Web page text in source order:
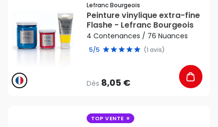
Lefranc Bourgeois
Peinture vinylique extra-fine
Flashe - Lefranc Bourgeois
4 Contenances / 76 Nuances
5/5 (1 avis)
Dès 8,05 €
TOP VENTE